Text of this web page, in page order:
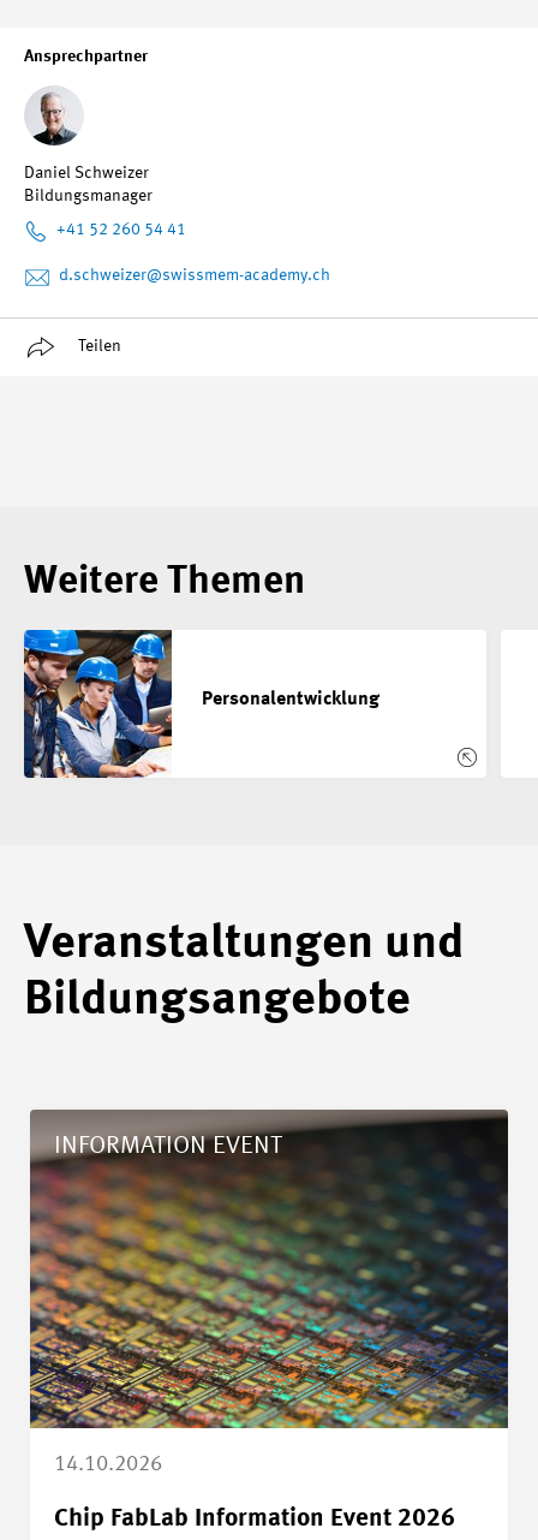
Ansprechpartner
Daniel Schweizer
Bildungsmanager
+41 52 260 54 41
d.schweizer@swissmem-academy.ch
Teilen
Weitere Themen
Personal­entwicklung
Veranstaltungen und
Bildungsangebote
INFORMATION EVENT
14.10.2026
Chip FabLab Information Event 2026
Details Chip FabLab Information Event 2026